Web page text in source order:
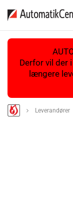
Derfor vil der
længere
Leverandører